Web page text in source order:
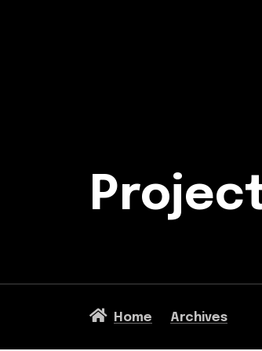
Home Archives